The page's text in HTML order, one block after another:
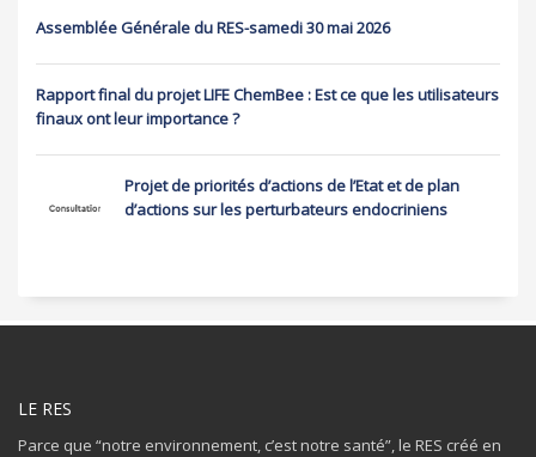
Assemblée Générale du RES-samedi 30 mai 2026
Rapport final du projet LIFE ChemBee : Est ce que les utilisateurs
finaux ont leur importance ?
Projet de priorités d’actions de l’Etat et de plan
d’actions sur les perturbateurs endocriniens
LE RES
Parce que “notre environnement, c’est notre santé”, le RES créé en